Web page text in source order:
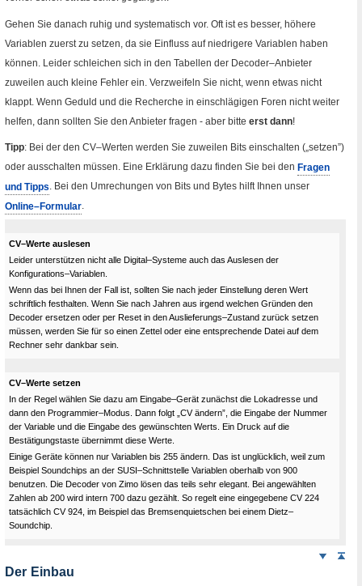
Gehen Sie danach ruhig und systematisch vor. Oft ist es besser, höhere
Variablen zuerst zu setzen, da sie Einfluss auf niedrigere Variablen haben
können. Leider schleichen sich in den Tabellen der Decoder–Anbieter
zuweilen auch kleine Fehler ein. Verzweifeln Sie nicht, wenn etwas nicht
klappt. Wenn Geduld und die Recherche in einschlägigen Foren nicht weiter
helfen, dann sollten Sie den Anbieter fragen - aber bitte erst dann!
Tipp: Bei der den CV–Werten werden Sie zuweilen Bits einschalten („setzen”)
oder ausschalten müssen. Eine Erklärung dazu finden Sie bei den Fragen
und Tipps. Bei den Umrechungen von Bits und Bytes hilft Ihnen unser
Online–Formular.
CV–Werte auslesen
Leider unterstützen nicht alle Digital–Systeme auch das Auslesen der
Konfigurations–Variablen.
Wenn das bei Ihnen der Fall ist, sollten Sie nach jeder Einstellung deren Wert
schriftlich festhalten. Wenn Sie nach Jahren aus irgend welchen Gründen den
Decoder ersetzen oder per Resetin den Auslieferungs–Zustand zurück setzen
müssen, werden Sie für so einen Zettel oder eine entsprechende Datei auf dem
Rechner sehr dankbar sein.
CV–Werte setzen
In der Regel wählen Sie dazu am Eingabe–Gerät zunächst die Lokadresse und
dann den Programmier–Modus. Dann folgt „ CVändern”, die Eingabe der Nummer
der Variable und die Eingabe des gewünschten Werts. Ein Druck auf die
Bestätigungstaste übernimmt diese Werte.
Einige Geräte können nur Variablen bis 255 ändern. Das ist unglücklich, weil zum
Beispiel Soundchips an der SUSI–Schnittstelle Variablen oberhalb von 900
benutzen. Die Decoder von Zimo lösen das teils sehr elegant. Bei angewählten
Zahlen ab 200 wird intern 700 dazu gezählt. So regelt eine eingegebene CV224
tatsächlich CV924, im Beispiel das Bremsenquietschen bei einem Dietz–
Soundchip.
Weiter
Der Einbau